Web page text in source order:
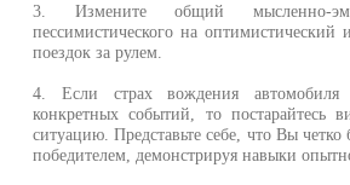
3. Измените общий мысленно-
пессимистического на оптимистический
поездок за рулем.
4. Если страх вождения автомобиля
конкретных событий, то постарайтесь
ситуацию. Представьте себе, что Вы
победителем, демонстрируя навыки